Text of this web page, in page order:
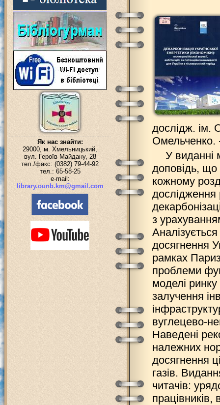
Як нас знайти:
29000, м. Хмельницький,
вул. Героїв Майдану, 28
тел./факс: (0382) 79-44-92
тел.: 65-58-25
e-mail:
library.ounb.km@gmail.com
дослідж. ім.
Омельченко.
У виданні
доповідь, що
кожному
дослідження
з
Аналізується
досягнення
рамках
проблеми
моделі ринку
залучення
вуглецево-
Наведені
належних
досягнення
газів.
читачів:
працівників,